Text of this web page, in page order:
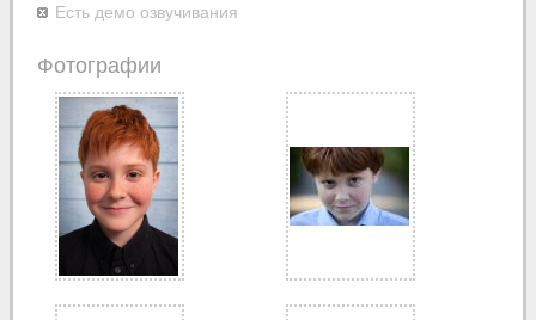
Есть демо озвучивания
Фотографии